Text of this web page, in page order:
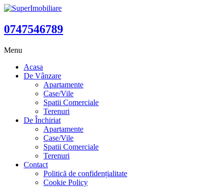
0747546789
Menu
Acasa
De Vânzare
Apartamente
Case/Vile
Spatii Comerciale
Terenuri
De Închiriat
Apartamente
Case/Vile
Spatii Comerciale
Terenuri
Contact
Politică de confidențialitate
Cookie Policy